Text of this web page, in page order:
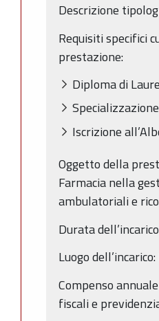
Descrizione
Requisiti specifici
prestazione:
Diploma di
Iscrizione
Oggetto della
Farmacia nella
ambulatoriali e
Durata
Luogo
Compenso
fiscali e